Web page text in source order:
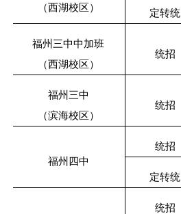
（西湖校区）
定转统
福州三中中加班
（西湖校区）
统招
福州三中
（滨海校区）
统招
福州四中
统招
定转统
统招